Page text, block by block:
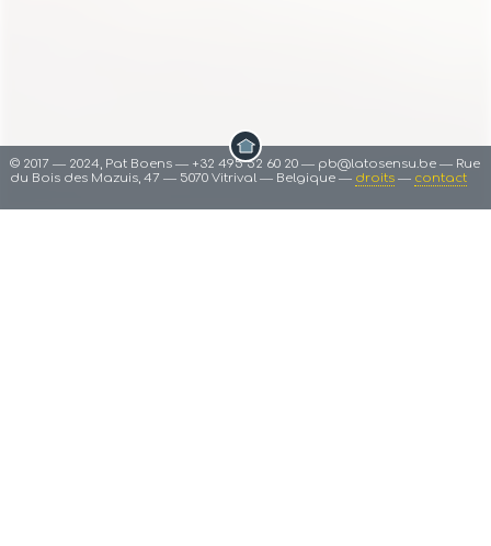
© 2017 ― 2024, Pat Boens ― +32 495 52 60 20 ― pb@latosensu.be ― Rue
du Bois des Mazuis, 47 ― 5070 Vitrival ― Belgique ― droits ― contact